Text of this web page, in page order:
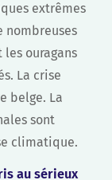
extrêmes
les ouragans
La crise
belge. La
sont
climatique.
au sérieux